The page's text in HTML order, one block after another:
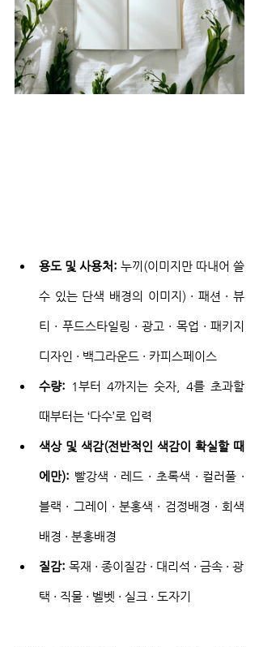
용도 및 사용처: 누끼(이미지만 따내어 쓸
수 있는 단색 배경의 이미지) · 패션 · 뷰
티 · 푸드스타일링 · 광고 · 목업 · 패키지
디자인 · 백그라운드 · 카피스페이스
수량: 1부터 4까지는 숫자, 4를 초과할
때부터는 ‘다수’로 입력
색상 및 색감(전반적인 색감이 확실할 때
에만): 빨강색 · 레드 · 초록색 · 컬러풀 ·
블랙 · 그레이 · 분홍색 · 검정배경 · 회색
배경 · 분홍배경
질감: 목재 · 종이질감 · 대리석 · 금속 · 광
택 · 직물 · 벨벳 · 실크 · 도자기